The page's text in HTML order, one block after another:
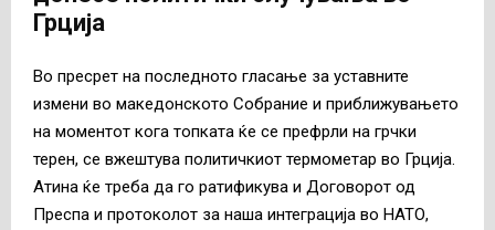
Грција
Во пресрет на последното гласање за уставните
измени во македонското Собрание и приближувањето
на моментот кога топката ќе се префрли на грчки
терен, се вжештува политичкиот термометар во Грција.
Атина ќе треба да го ратификува и Договорот од
Преспа и протоколот за наша интеграција во НАТО,